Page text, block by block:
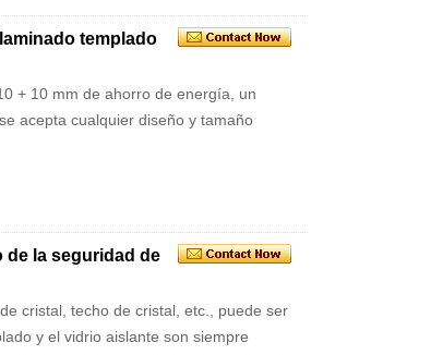
templado
+ 10 mm de ahorro de energía, un
acepta cualquier diseño y tamaño
de la seguridad de
cristal, techo de cristal, etc., puede ser
y el vidrio aislante son siempre